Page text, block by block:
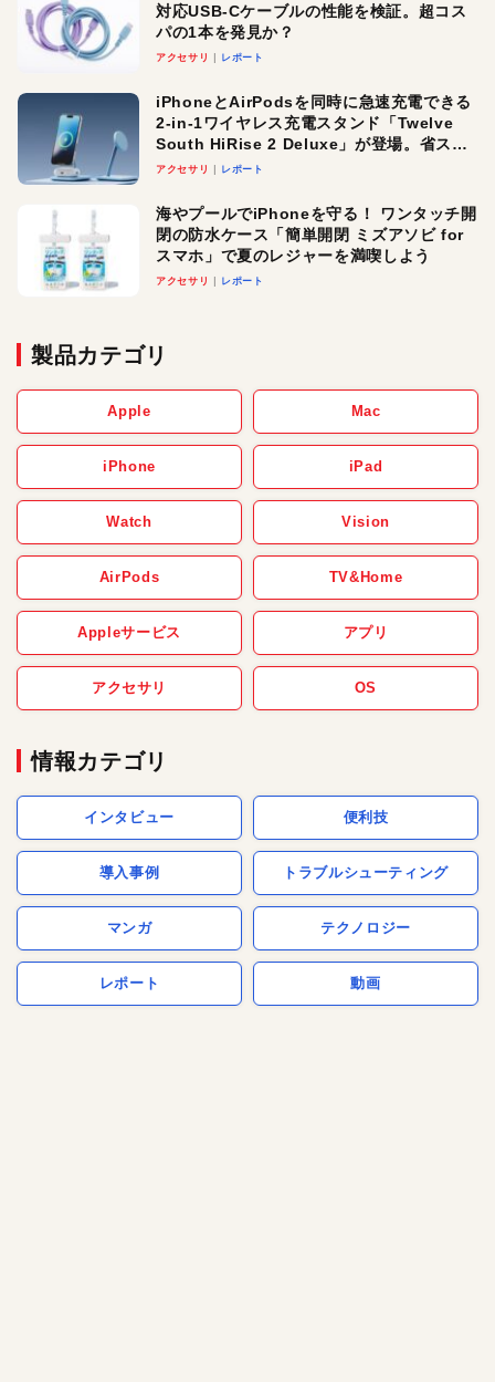
対応USB-Cケーブルの性能を検証。超コス
パの1本を発見か？
アクセサリ レポート
iPhoneとAirPodsを同時に急速充電できる
2-in-1ワイヤレス充電スタンド「Twelve
South HiRise 2 Deluxe」が登場。省スペ
ースでおしゃれに充電したい人にオスス
アクセサリ レポート
海やプールでiPhoneを守る！ ワンタッチ開
閉の防水ケース「簡単開閉 ミズアソビ for
スマホ」で夏のレジャーを満喫しよう
アクセサリ レポート
製品カテゴリ
Apple Mac
iPhone iPad
Watch Vision
AirPods TV&Home
Appleサービス アプリ
アクセサリ OS
情報カテゴリ
インタビュー 便利技
導入事例 トラブルシューティング
マンガ テクノロジー
レポート 動画